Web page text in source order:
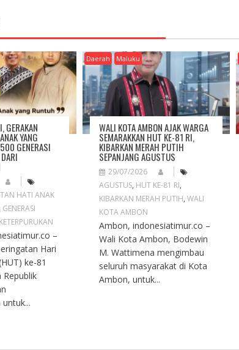
GERAKAN
YANG
GENERASI
HATI ANAK
GENERASI
KETERPURUKAN
–
Hari
ke-81
Republik
Daerah Maluku
WALI KOTA AMBON AJAK WARGA
SEMARAKKAN HUT KE-81 RI,
KIBARKAN MERAH PUTIH
SEPANJANG AGUSTUS
29/07/2026
AGUSTUS, HUT KE-81 RI,
KIBARKAN MERAH PUTIH,WALI
KOTA AMBON
Ambon, indonesiatimur.co –
Wali Kota Ambon, Bodewin
M. Wattimena mengimbau
seluruh masyarakat di Kota
Ambon, untuk...